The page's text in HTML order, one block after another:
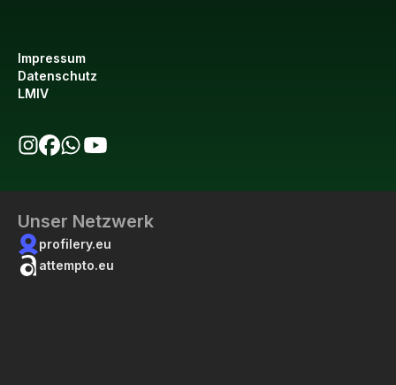
Impressum
Datenschutz
LMIV
Unser Netzwerk
profilery.eu
attempto.eu